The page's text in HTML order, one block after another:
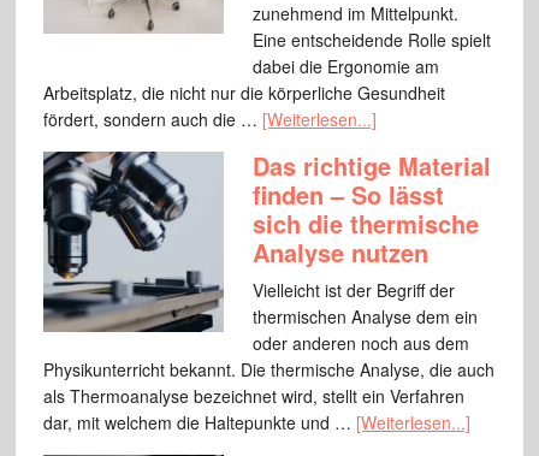
zunehmend im Mittelpunkt.
Eine entscheidende Rolle spielt
dabei die Ergonomie am
Arbeitsplatz, die nicht nur die körperliche Gesundheit
fördert, sondern auch die … [Weiterlesen...]
Das richtige Material
finden – So lässt
sich die thermische
Analyse nutzen
Vielleicht ist der Begriff der
thermischen Analyse dem ein
oder anderen noch aus dem
Physikunterricht bekannt. Die thermische Analyse, die auch
als Thermoanalyse bezeichnet wird, stellt ein Verfahren
dar, mit welchem die Haltepunkte und … [Weiterlesen...]